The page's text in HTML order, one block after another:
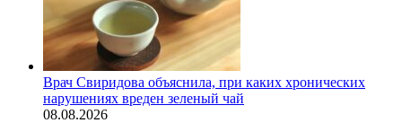
Врач Свиридова объяснила, при каких хронических
нарушениях вреден зеленый чай
08.08.2026